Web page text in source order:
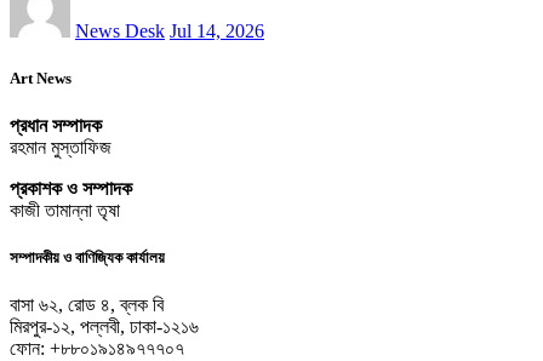
News Desk Jul 14, 2026
Art News
প্রধান সম্পাদক
রহমান মুস্তাফিজ
প্রকাশক ও সম্পাদক
কাজী তামান্না তৃষা
সম্পাদকীয় ও বাণিজ্যিক কার্যালয়
বাসা ৬২, রোড ৪, ব্লক বি
মিরপুর-১২, পল্লবী, ঢাকা-১২১৬
ফোন: +৮৮০১৯১৪৯৭৭৭০৭